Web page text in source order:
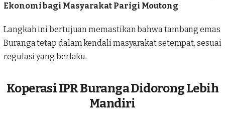
Ekonomi bagi Masyarakat Parigi Moutong
Langkah ini bertujuan memastikan bahwa tambang emas
Buranga tetap dalam kendali masyarakat setempat, sesuai
regulasi yang berlaku.
Koperasi IPR Buranga Didorong Lebih
Mandiri